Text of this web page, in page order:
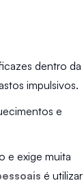
impulsivos.
e
e exige muita
é utilizar